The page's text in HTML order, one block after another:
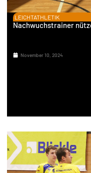
LEICHTATHLETIK
Nachwuchstrainer
November 10, 2024